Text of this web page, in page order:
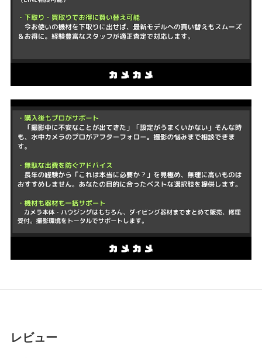
レビュー